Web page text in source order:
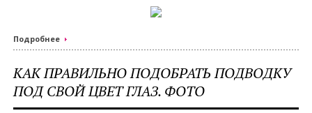
Подробнее
КАК ПРАВИЛЬНО ПОДОБРАТЬ ПОДВОДКУ
ПОД СВОЙ ЦВЕТ ГЛАЗ. ФОТО